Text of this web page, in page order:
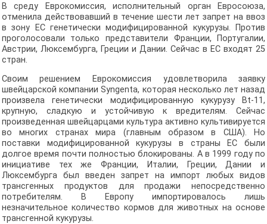
В среду Еврокомиссия, исполнительный орган Евросоюза,
отменила действовавший в течение шести лет запрет на ввоз
в зону ЕС генетически модифицированной кукурузы. Против
проголосовали только представители Франции, Португалии,
Австрии, Люксембурга, Греции и Дании. Сейчас в ЕС входят 25
стран.
Своим решением Еврокомиссия удовлетворила заявку
швейцарской компании Syngenta, которая несколько лет назад
произвела генетически модифицированную кукурузу Bt-11,
крупную, сладкую и устойчивую к вредителям. Сейчас
произведенная швейцарцами культура активно культивируется
во многих странах мира (главным образом в США). Но
поставки модифицированной кукурузы в страны ЕС были
долгое время почти полностью блокированы. А в 1999 году по
инициативе тех же Франции, Италии, Греции, Дании и
Люксембурга был введен запрет на импорт любых видов
трансгенных продуктов для продажи непосредственно
потребителям. В Европу импортировалось лишь
незначительное количество кормов для животных на основе
трансгенной кукурузы.